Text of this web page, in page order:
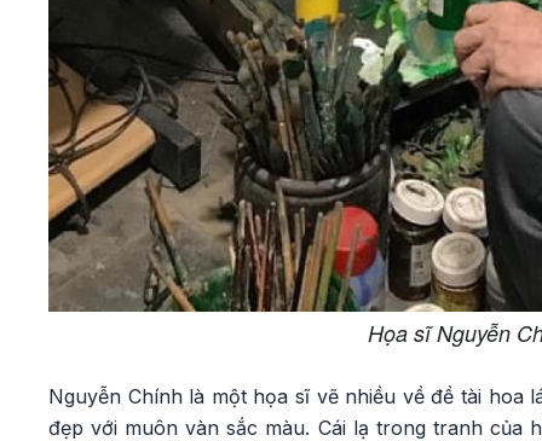
Họa sĩ Nguyễn
Nguyễn Chính là một họa sĩ vẽ nhiều về đề tài hoa
đẹp với muôn vàn sắc màu. Cái lạ trong tranh của